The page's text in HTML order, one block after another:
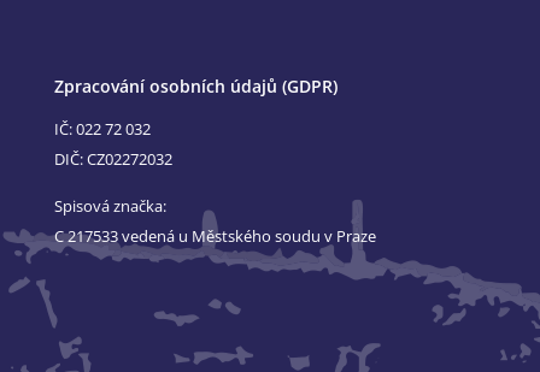
Zpracování osobních údajů (GDPR)
IČ: 022 72 032
DIČ: CZ02272032
Spisová značka:
C 217533 vedená u Městského soudu v Praze